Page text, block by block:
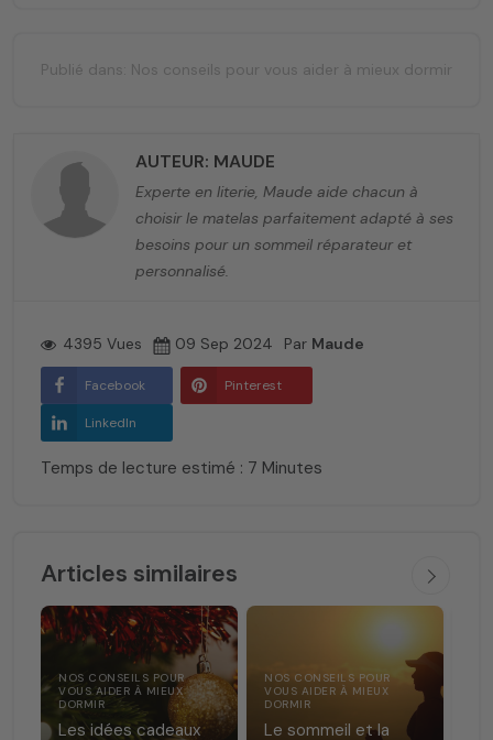
Publié dans: Nos conseils pour vous aider à mieux dormir
AUTEUR: MAUDE
Experte en literie, Maude aide chacun à
choisir le matelas parfaitement adapté à ses
besoins pour un sommeil réparateur et
personnalisé.
4395 Vues 09 Sep 2024 Par Maude
Facebook Pinterest
LinkedIn
Temps de lecture estimé : 7 Minutes
Articles similaires
NOS CONSEILS POUR
VOUS AIDER À MIEUX
DORMIR
Les idées cadeaux
NOS CONSEILS POUR
VOUS AIDER À MIEUX
DORMIR
Le sommeil et la